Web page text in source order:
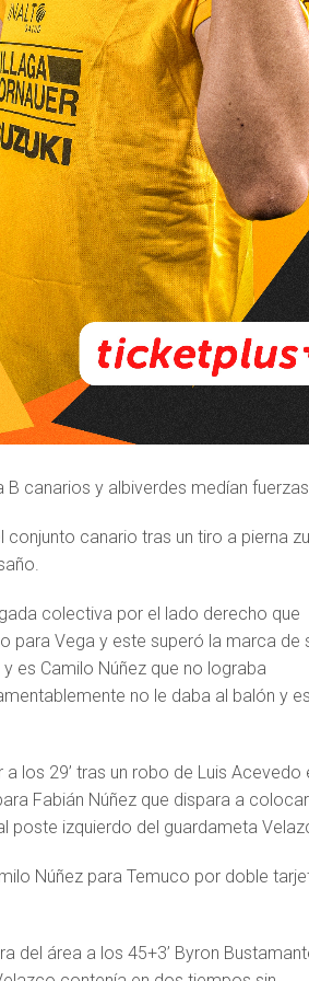
B canarios y albiverdes medían
conjunto canario tras un tiro a pierna
colectiva por el lado derecho que
para Vega y este superó la marca de
es Camilo Núñez que no lograba
no le daba al balón y
los 29’ tras un robo de Luis Acevedo
Fabián Núñez que dispara a
poste izquierdo del guardameta
Núñez para Temuco por doble
del área a los 45+3’ Byron